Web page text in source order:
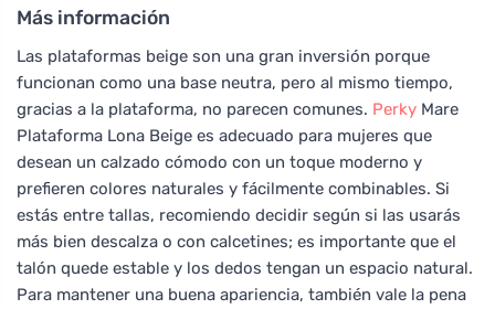
Más información
Las plataformas beige son una gran inversión porque
funcionan como una base neutra, pero al mismo tiempo,
gracias a la plataforma, no parecen comunes. Perky Mare
Plataforma Lona Beige es adecuado para mujeres que
desean un calzado cómodo con un toque moderno y
prefieren colores naturales y fácilmente combinables. Si
estás entre tallas, recomiendo decidir según si las usarás
más bien descalza o con calcetines; es importante que el
talón quede estable y los dedos tengan un espacio natural.
Para mantener una buena apariencia, también vale la pena